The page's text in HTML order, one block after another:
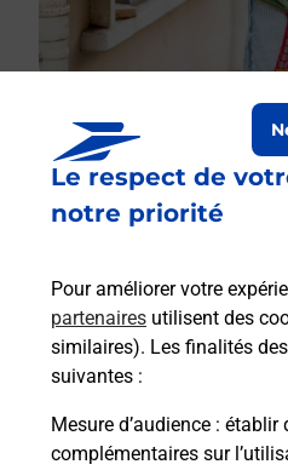
Le respect de
notre priorité
Pour améliorer votre
partenaires utilisent des
similaires). Les finalités
suivantes :
Mesure d’audience : établir
complémentaires sur
Boîte aux lettres La
Le Bourg
19260 Affieux
Le lien s'ouvre dans un nouvel
Le lien s'ouvre dans un nouvel